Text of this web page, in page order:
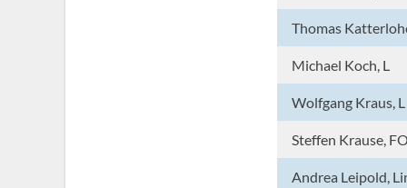
Thomas
Michael Koch, L
Wolfgang Kraus, L
Steffen Krause,
Andrea Leipold,